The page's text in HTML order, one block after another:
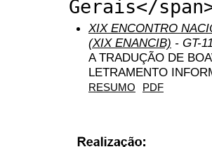
Gerais</
XIX ENCONTRO
(XIX ENANCIB) - GT-
A TRADUÇÃO DE
LETRAMENTO
RESUMO PDF